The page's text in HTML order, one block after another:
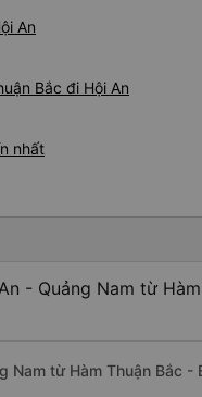
An
Bắc đi Hội An
nhất
- Quảng Nam từ
Nam từ Hàm Thuận Bắc